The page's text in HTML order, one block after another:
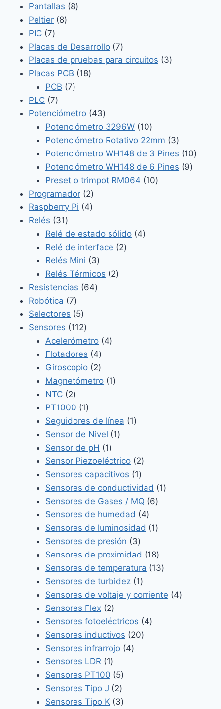
Pantallas 88
Peltier 88
PIC 77
productos
Placas de Desarrollo 77
productos
Placas de pruebas para circuitos 33
Placas PCB 1818
PCB 77
PLC 77
productos
Potenciómetro 4343
productos
Potenciómetro 3296W 1010
productos
Potenciómetro Rotativo 22mm 33
productos
Potenciómetro WH148 de 3 Pines 1010
Potenciómetro WH148 de 6 Pines 99
Preset o trimpot RM064 1010
Programador 22
productos
Raspberry Pi 44
Relés 3131
productos
Relé de estado sólido 44
Relé de interface 22
Relés Mini 33
productos
Relés Térmicos 22
Resistencias 6464
Robótica 77
productos
Selectores 55
productos
Sensores 112112
productos
Acelerómetro 44
Flotadores 44
productos
Giroscopio 22
productos
Magnetómetro 11
NTC 22
productos
PT1000 11
producto
Seguidores de línea 11
Sensor de Nivel 11
Sensor de pH 11
producto
Sensor Piezoeléctrico 22
productos
Sensores capacitivos 11
producto
Sensores de conductividad 11
Sensores de Gases / MQ 66
Sensores de humedad 44
productos
Sensores de luminosidad 11
Sensores de presión 33
productos
Sensores de proximidad 1818
productos
Sensores de temperatura 1313
Sensores de turbidez 11
producto
Sensores de voltaje y corriente 44
Sensores Flex 22
productos
Sensores fotoeléctricos 44
Sensores inductivos 2020
Sensores infrarrojo 44
Sensores LDR 11
producto
Sensores PT100 55
productos
Sensores Tipo J 22
productos
Sensores Tipo K 33